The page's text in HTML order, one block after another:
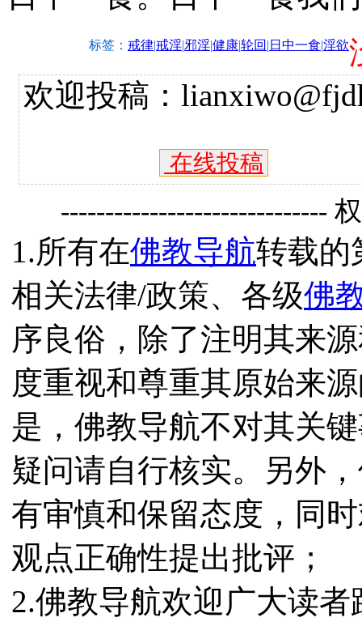
标签： 戒律|戒淫|邪淫|健康|轮回 | 日中一食|淫欲
欢迎投稿：
在线投稿
------------------------------
1.所有在佛教导航转载的
相关法律/政策、各级佛
序良俗，除了注明其来
度重视和尊重其原始来
是，佛教导航不对其关
疑问请自行核实。另外
有审慎和保留态度，同
观点正确性提出批评；
2.佛教导航欢迎广大读